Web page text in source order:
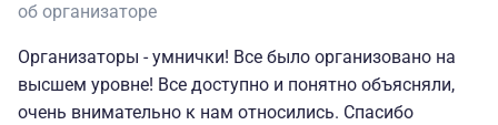
об организаторе
Организаторы - умнички! Все было организовано на
высшем уровне! Все доступно и понятно объясняли,
очень внимательно к нам относились. Спасибо